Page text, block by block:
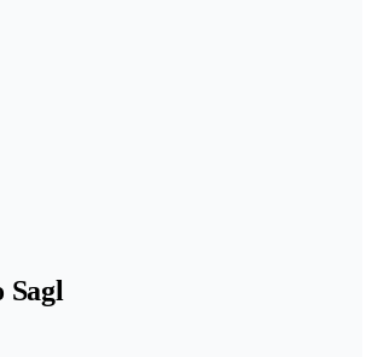
Sagl